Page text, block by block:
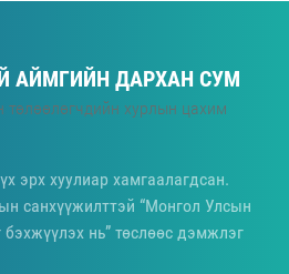
АЙМГИЙН ДАРХАН СУМ
төлөөлөгчдийн хурлын цахим
эрх хуулиар хамгаалагдсан.
санхүүжилттэй “Монгол Улсын
нь” төслөөс дэмжлэг